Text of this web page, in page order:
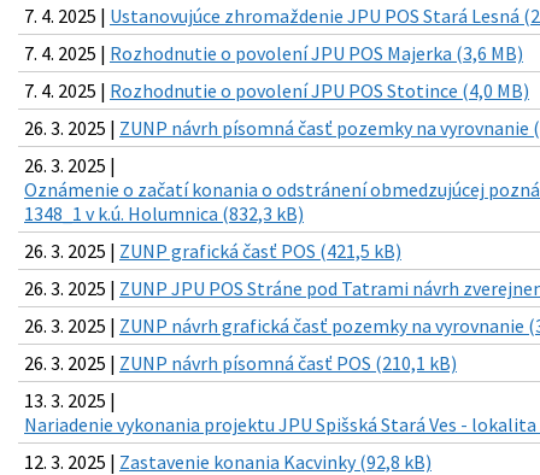
7. 4. 2025 | Ustanovujúce zhromaždenie JPU POS Stará Lesná
7. 4. 2025 | Rozhodnutie o povolení JPU POS Majerka (3,6 MB)
7. 4. 2025 | Rozhodnutie o povolení JPU POS Stotince (4,0 MB)
26. 3. 2025 | ZUNP návrh písomná časť pozemky na vyrovnanie
26. 3. 2025 |
Oznámenie o začatí konania o odstránení obmedzujúcej
1348_1 v k.ú. Holumnica (832,3 kB)
26. 3. 2025 | ZUNP grafická časť POS (421,5 kB)
26. 3. 2025 | ZUNP JPU POS Stráne pod Tatrami návrh
26. 3. 2025 | ZUNP návrh grafická časť pozemky na vyrovnanie
26. 3. 2025 | ZUNP návrh písomná časť POS (210,1 kB)
13. 3. 2025 |
Nariadenie vykonania projektu JPU Spišská Stará Ves - lokalita
12. 3. 2025 | Zastavenie konania Kacvinky (92,8 kB)